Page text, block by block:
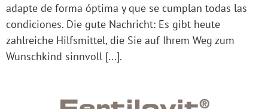
adapte de forma óptima y que se cumplan todas las
condiciones. Die gute Nachricht: Es gibt heute
zahlreiche Hilfsmittel, die Sie auf Ihrem Weg zum
Wunschkind sinnvoll [...].